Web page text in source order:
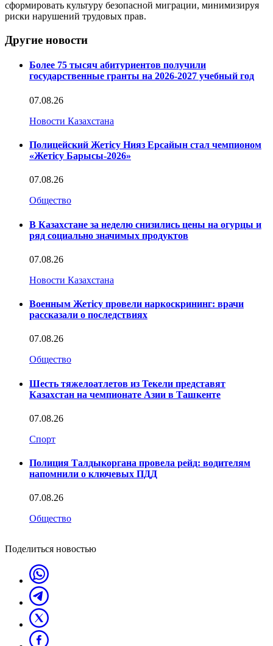
сформировать культуру безопасной миграции, минимизируя
риски нарушений трудовых прав.
Другие новости
Более 75 тысяч абитуриентов получили
государственные гранты на 2026-2027 учебный год
07.08.26
Новости Казахстана
Полицейский Жетісу Нияз Ерсайын стал чемпионом
«Жетісу Барысы-2026»
07.08.26
Общество
В Казахстане за неделю снизились цены на огурцы и
ряд социально значимых продуктов
07.08.26
Новости Казахстана
Военным Жетісу провели наркоскрининг: врачи
рассказали о последствиях
07.08.26
Общество
Шесть тяжелоатлетов из Текели представят
Казахстан на чемпионате Азии в Ташкенте
07.08.26
Спорт
Полиция Талдыкоргана провела рейд: водителям
напомнили о ключевых ПДД
07.08.26
Общество
Поделиться новостью